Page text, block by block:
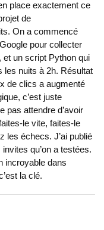
place exactement ce
de
On a commencé
pour collecter
et un script Python qui
les nuits à 2h. Résultat
de clics a augmenté
c’est juste
pas attendre d’avoir
le vite, faites-le
les échecs. J’ai publié
qu’on a testées.
incroyable dans
la clé.